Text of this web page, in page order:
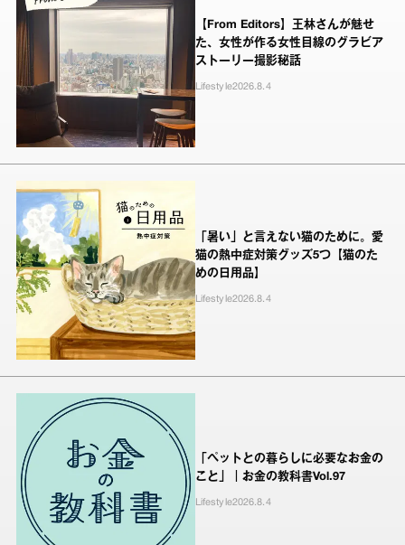
【From Editors】王林さんが魅せ
た、女性が作る女性目線のグラビア
ストーリー撮影秘話
Lifestyle2026.8.4
「暑い」と言えない猫のために。愛
猫の熱中症対策グッズ5つ【猫のた
めの日用品】
Lifestyle2026.8.4
「ペットとの暮らしに必要なお金の
こと」｜お金の教科書Vol.97
Lifestyle2026.8.4